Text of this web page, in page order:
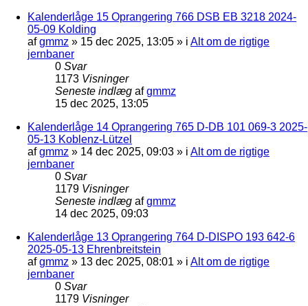
Kalenderlåge 15 Oprangering 766 DSB EB 3218 2024-
05-09 Kolding
afgmmz » 15 dec 2025, 13:05 » i Alt om de rigtige
jernbaner
0 Svar
1173 Visninger
Seneste indlæg afgmmz
15 dec 2025, 13:05
Kalenderlåge 14 Oprangering 765 D-DB 101 069-3 2025-
05-13 Koblenz-Lützel
afgmmz » 14 dec 2025, 09:03 » i Alt om de rigtige
jernbaner
0 Svar
1179 Visninger
Seneste indlæg afgmmz
14 dec 2025, 09:03
Kalenderlåge 13 Oprangering 764 D-DISPO 193 642-6
2025-05-13 Ehrenbreitstein
afgmmz » 13 dec 2025, 08:01 » i Alt om de rigtige
jernbaner
0 Svar
1179 Visninger